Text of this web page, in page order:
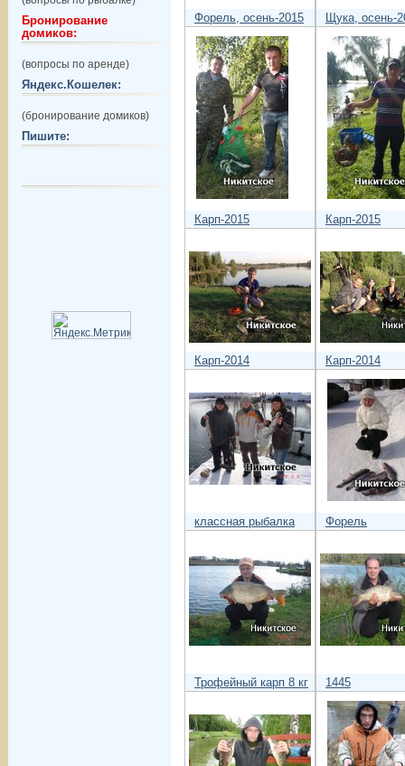
Бронирование
домиков:
(вопросы по аренде)
Яндекс.Кошелек:
(бронирование домиков)
Пишите:
Форель, осень-2015 Щука, осень-
Карп-2015 Карп-2015
Карп-2014 Карп-2014
классная рыбалка Форель
Трофейный карп 8 кг 1445